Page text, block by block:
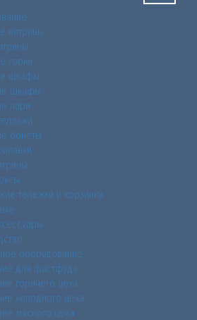
витрины
горки
шкафы
шкафы
лари
бонеты
тележки и корзинки
оборудование
для фастфуда
горячего цеха
холодного цеха
мясного цеха